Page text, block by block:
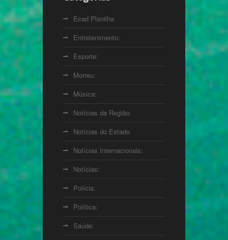
Ecad Planilha
Entretenimento:
Esporte:
Morreu:
Música:
Notícias da Região:
Notícias do Estado
Notícias Internacionais:
Notícias:
Polícia:
Política:
Saúde: